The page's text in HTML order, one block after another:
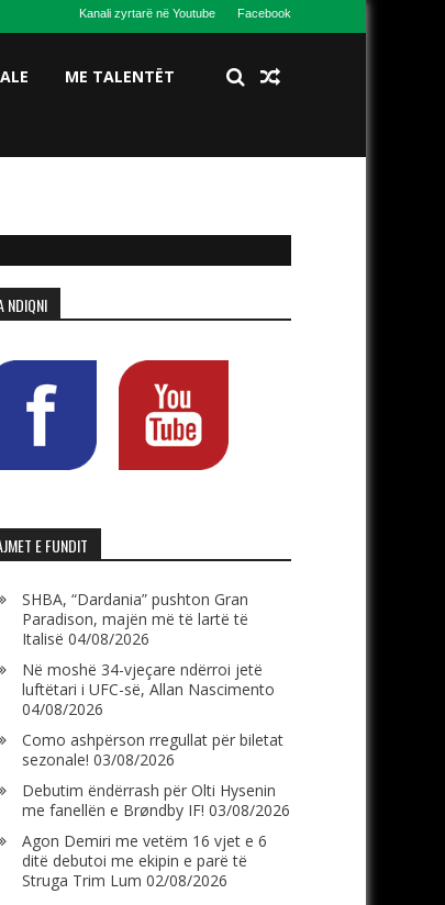
Kanali zyrtarë në Youtube Facebook
ME TALENTËT
NDIQNI
E FUNDIT
SHBA, “Dardania” pushton Gran
Paradison, majën më të lartë të
Italisë 04/08/2026
Në moshë 34-vjeçare ndërroi jetë
luftëtari i UFC-së, Allan Nascimento
04/08/2026
Como ashpërson rregullat për biletat
sezonale! 03/08/2026
Debutim ëndërrash për Olti Hysenin
me fanellën e Brøndby IF! 03/08/2026
Agon Demiri me vetëm 16 vjet e 6
ditë debutoi me ekipin e parë të
Struga Trim Lum 02/08/2026